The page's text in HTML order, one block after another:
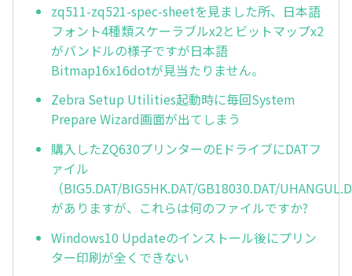
zq511-zq521-spec-sheetを見ました所、日本語
フォント4種類スケーラブルx2とビットマップx2
がバンドルの様子ですが日本語
Bitmap16x16dotが見当たりません。
Zebra Setup Utilities起動時に毎回System
Prepare Wizard画面が出てしまう
購入したZQ630プリンターのEドライブにDATフ
ァイル
（BIG5.DAT/BIG5HK.DAT/GB18030.DAT/
がありますが、これらは何のファイルですか?
Windows10 Updateのインストール後にプリン
ター印刷が全くできない